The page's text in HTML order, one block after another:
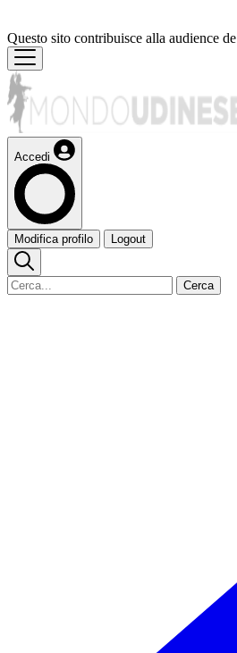
Questo sito contribuisce alla audience de
Accedi
Modifica profilo Logout
Cerca